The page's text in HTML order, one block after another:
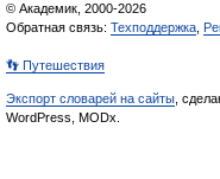
© Академик, 2000-2026
Обратная связь: Техподдержка
👣 Путешествия
Экспорт словарей на сайты ,
WordPress, MODx.